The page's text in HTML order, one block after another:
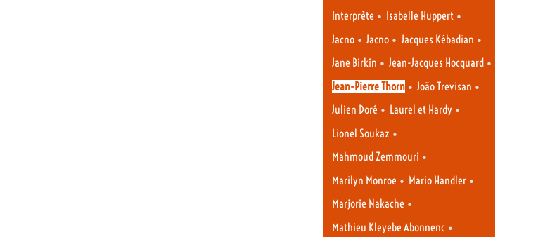
Interprète • Isabelle Huppert •
Jacno • Jacno • Jacques Kébadian •
Jane Birkin • Jean-Jacques Hocquard •
Jean-Pierre Thorn • João Trevisan •
Julien Doré • Laurel et Hardy •
Lionel Soukaz •
Mahmoud Zemmouri •
Marilyn Monroe • Mario Handler •
Marjorie Nakache •
Mathieu Kleyebe Abonnenc •